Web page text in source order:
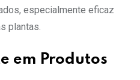
especialmente eficaz
plantas.
em Produtos